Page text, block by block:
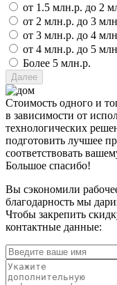
от 1.5 млн.р. до 2
от 2 млн.р. до 3
от 3 млн.р. до 4
от 4 млн.р. до 5
Более 5 млн.р.
Стоимость одного и
в зависимости от
технологических
подготовить лучшее
соответствовать
Большое спасибо!
Вы сэкономили
благодарность мы
Чтобы закрепить
контактные данные: